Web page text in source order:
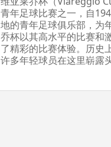
青年足球比赛之一，自
地的青年足球俱乐部，为
乔杯以其高水平的比赛和
了精彩的比赛体验。历史
许多年轻球员在这里崭露